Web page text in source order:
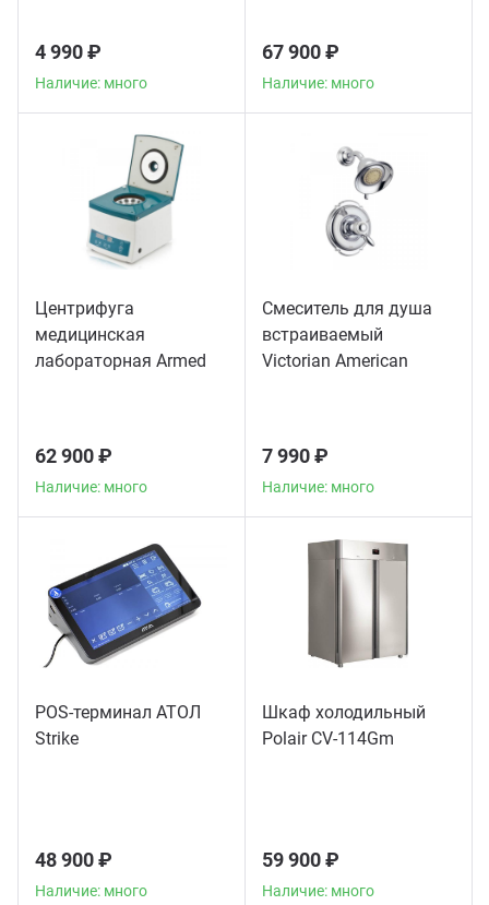
4 990 ₽
Наличие: много
67 900 ₽
Наличие: много
Центрифуга
медицинская
лабораторная Armed
62 900 ₽
Наличие: много
Смеситель для душа
встраиваемый
Victorian American
7 990 ₽
Наличие: много
POS-терминал АТОЛ
Strike
48 900 ₽
Наличие: много
Шкаф холодильный
Polair CV-114Gm
59 900 ₽
Наличие: много